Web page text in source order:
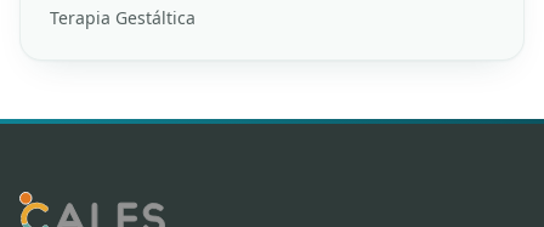
Terapia Gestáltica